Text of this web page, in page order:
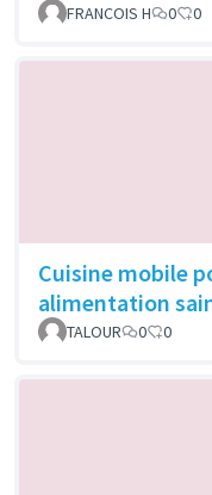
FRANCOIS H
0 0
Cuisine mobile
alimentation
TALOUR 0 0